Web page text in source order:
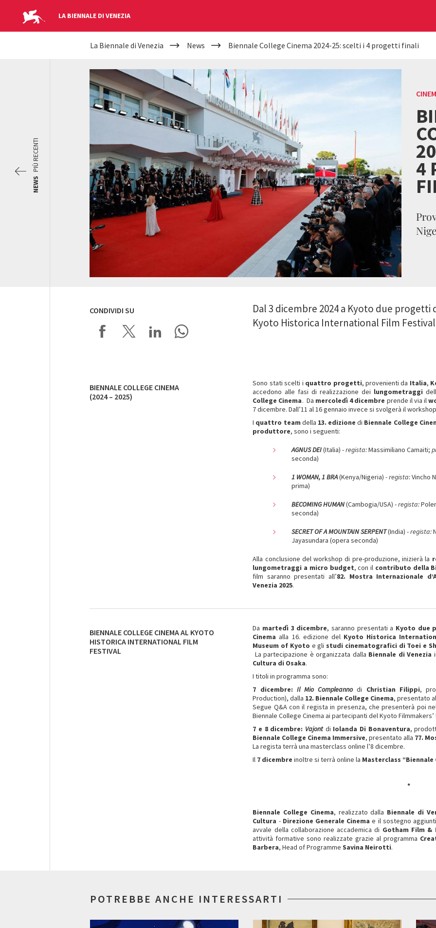
LA BIENNALE DI VENEZIA
YOUR
HERE
La Biennale di Venezia News Biennale College Cinema 2024-25: scelti i 4 progetti finali
4
NEWS
PIÙ RECENTI
CONDIVIDI SU
Dal 3 dicembre 2024 a Kyoto due progetti
Kyoto Historica International Film
BIENNALE COLLEGE CINEMA
(2024 – 2025)
Sono stati scelti i quattro progetti, provenienti da Italia,
accedono alle fasi di realizzazione dei lungometraggi
College Cinema. Da mercoledì 4 dicembre prende il via il
7 dicembre. Dall’11 al 16 gennaio invece si svolgerà il
I quattro team della 13. edizione di Biennale College
produttore, sono i seguenti:
AGNUS DEI(Italia) -regista:Massimiliano Camaiti;
seconda)
1 WOMAN, 1 BRA(Kenya/Nigeria) - regista:Vincho
prima)
BECOMING HUMAN(Cambogia/USA) -regista:
seconda)
SECRET OF A MOUNTAIN SERPENT(India) -regista:
Jayasundara (opera seconda)
Alla conclusione del workshop di pre-produzione, inizierà la
lungometraggi a micro budget, con il contributo della
film saranno presentati all’82. Mostra Internazionale
Venezia 2025.
BIENNALE COLLEGE CINEMA AL KYOTO
HISTORICA INTERNATIONAL FILM
FESTIVAL
Da martedì 3 dicembre, saranno presentati a Kyoto due
Cinema alla 16. edizione del Kyoto Historica
Museum of Kyoto e gli studi cinematografici di Toei e
La partecipazione è organizzata dalla Biennale di Venezia
Cultura di Osaka.
I titoli in programma sono:
7 dicembre: Il Mio Compleannodi Christian Filippi,
Production), dalla 12. Biennale College Cinema, presentato
Segue Q&A con il regista in presenza, che presenterà poi
Biennale College Cinema ai partecipanti del Kyoto Filmmakers’
7 e 8 dicembre: Vajontdi Iolanda Di Bonaventura,
Biennale College Cinema Immersive, presentato alla 77.
La regista terrà una masterclass online l’8 dicembre.
Il 7 dicembre inoltre si terrà online la Masterclass “Biennale
*
Biennale College Cinema, realizzato dalla Biennale di
Cultura - Direzione Generale Cinemae il sostegno
avvale della collaborazione accademica di Gotham Film
attività formative sono realizzate grazie al programma
Barbera, Head of ProgrammeSavina Neirotti.
POTREBBE ANCHE INTERESSARTI